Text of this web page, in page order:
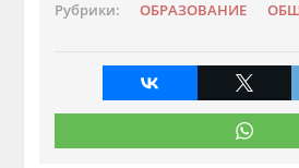
Рубрики: ОБРАЗОВАНИЕ